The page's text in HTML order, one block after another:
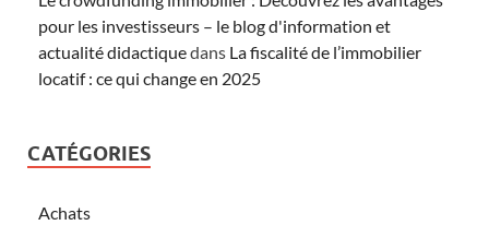
pour les investisseurs – le blog d'information et
actualité didactiquedans La fiscalité de l’immobilier
locatif : ce qui change en 2025
CATÉGORIES
Achats